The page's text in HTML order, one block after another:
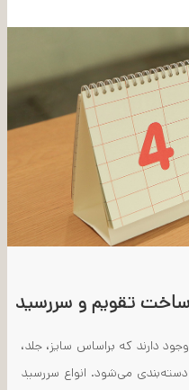
ساخت تقویم و سررسید
دارند که براساس سایز، جلد،
می‌شود. انواع سررسید